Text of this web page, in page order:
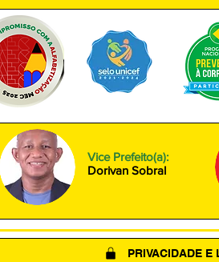
Vice Prefeito(a):
Dorivan Sobral
PRIVACIDADE E